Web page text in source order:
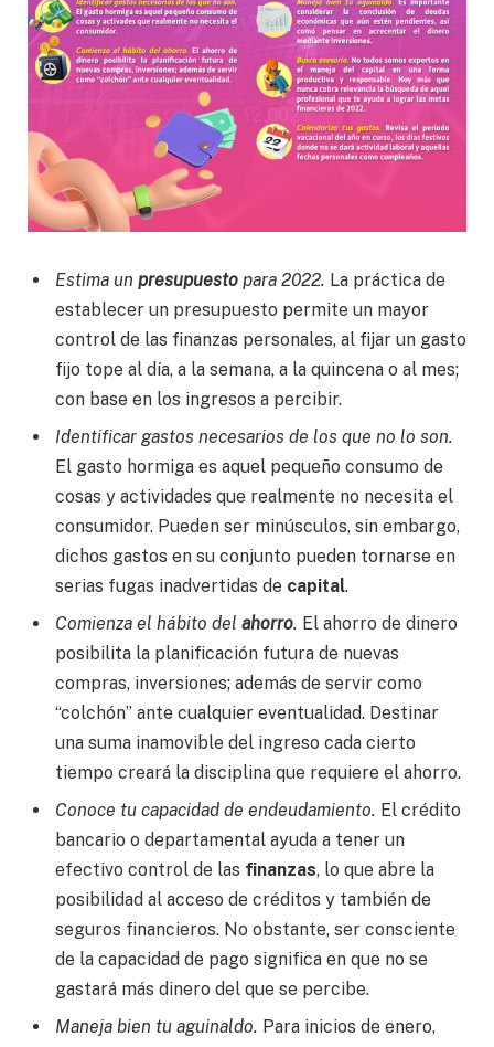
Estima un presupuesto para 2022. La práctica de
establecer un presupuesto permite un mayor
control de las finanzas personales, al fijar un gasto
fijo tope al día, a la semana, a la quincena o al mes;
con base en los ingresos a percibir.
Identificar gastos necesarios de los que no lo son.
El gasto hormiga es aquel pequeño consumo de
cosas y actividades que realmente no necesita el
consumidor. Pueden ser minúsculos, sin embargo,
dichos gastos en su conjunto pueden tornarse en
serias fugas inadvertidas de capital.
Comienza el hábito del ahorro. El ahorro de dinero
posibilita la planificación futura de nuevas
compras, inversiones; además de servir como
“colchón” ante cualquier eventualidad. Destinar
una suma inamovible del ingreso cada cierto
tiempo creará la disciplina que requiere el ahorro.
Conoce tu capacidad de endeudamiento. El crédito
bancario o departamental ayuda a tener un
efectivo control de las finanzas, lo que abre la
posibilidad al acceso de créditos y también de
seguros financieros. No obstante, ser consciente
de la capacidad de pago significa en que no se
gastará más dinero del que se percibe.
Maneja bien tu aguinaldo. Para inicios de enero,